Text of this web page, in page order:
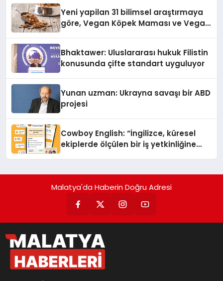
Yeni yapilan 31 bilimsel araştırmaya
göre, Vegan Köpek Maması ve Vegan
Bhaktawer: Uluslararası hukuk Filistin
konusunda çifte standart uyguluyor
Yunan uzman: Ukrayna savaşı bir ABD
projesi
Cowboy English: “İngilizce, küresel
ekiplerde ölçülen bir iş yetkinliğine
Malatya'da Haberin Doğru Adresi